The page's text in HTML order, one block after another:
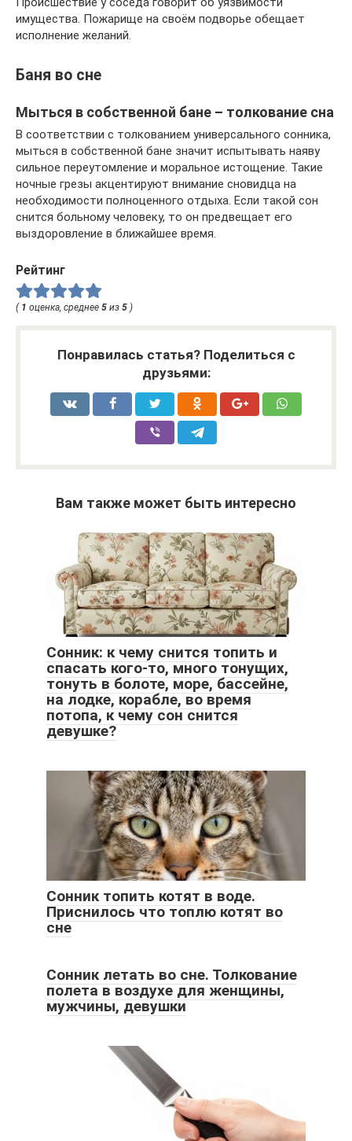
имущества. Пожарище на своём подворье обещает
исполнение желаний.
Баня во сне
Мыться в собственной бане – толкование сна
В соответствии с толкованием универсального сонника,
мыться в собственной бане значит испытывать наяву
сильное переутомление и моральное истощение. Такие
ночные грезы акцентируют внимание сновидца на
необходимости полноценного отдыха. Если такой сон
снится больному человеку, то он предвещает его
выздоровление в ближайшее время.
Рейтинг
( 1 оценка, среднее 5 из 5 )
Понравилась статья? Поделиться с
друзьями:
Вам также может быть интересно
Сонник: к чему снится топить и
спасать кого-то, много тонущих,
тонуть в болоте, море, бассейне,
на лодке, корабле, во время
потопа, к чему сон снится
девушке?
Сонник топить котят в воде.
Приснилось что топлю котят во
сне
Сонник летать во сне. Толкование
полета в воздухе для женщины,
мужчины, девушки